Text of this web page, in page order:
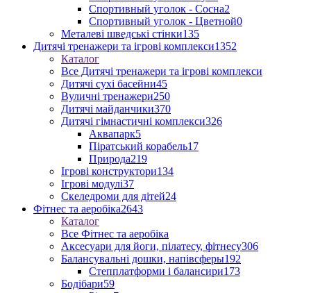
Спортивный уголок - Сосна2
Спортивный уголок - Цветной0
Металеві шведські стінки135
Дитячі тренажери та ігрові комплекси1352
Каталог
Все Дитячі тренажери та ігрові комплекси
Дитячі сухі басейни45
Вуличні тренажери250
Дитячі майданчики370
Дитячі гімнастичні комплекси326
Аквапарк5
Піратський корабель17
Природа219
Ігрові конструктори134
Ігрові модулі37
Скеледроми для дітей24
Фітнес та аеробіка2643
Каталог
Все Фітнес та аеробіка
Аксесуари для йоги, пілатесу, фітнесу306
Балансувальні дошки, напівсферы192
Степплатформи і балансири173
Бодібари59